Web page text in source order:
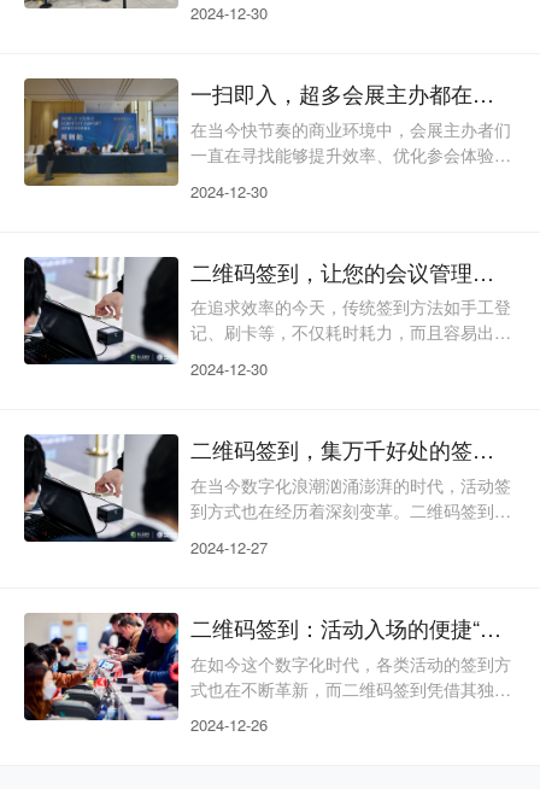
维码的编
讨二维码签到如何为会议管理带来便利，提
维码的生成、分发、扫描和验证四个主要步
骤。以下是这一过程的详细解释：1. 二维码
的生成：通过31二维码签到系统，会议组织
ID、座位号等）
2024-12-30
一扫即入，超多会展主办都在用的签到方式
在当今快节奏的商业环境中，会展主办者们
一直在寻找能够提升效率、优化参会体验的
的签到方式——二维码签到，已经成为众多
程。文章接下来将深入探讨二维码签到技术
如何为会展主办者带来便利，以及它如何改
变参会者的签到体验。我们将一起了解这种
展现出其强大的功能和
2024-12-30
二维码签到，让您的会议管理更简单！
在追求效率的今天，传统签到方法如手工登
记、刷卡等，不仅耗时耗力，而且容易出
维码签到技术的出现，以其便捷和高效，正
来将详细介绍二维码签到如何简化会议管理
流程，提升参会者的体验，并探讨其背后的
技术原理及在实际应用中的优势。二维码签
的编码和解码
2024-12-30
二维码签到，集万千好处的签到方式！
在当今数字化浪潮汹涌澎湃的时代，活动签
到方式也在经历着深刻变革。二维码签到以
力助手，宛如一把智慧之钥，轻松开启活动
使用步骤。 一、卓越优势（一）高效快
捷，节省时间传统签到方式常常让参会者陷
入漫长的排队等待，填写表格、人工核对信
一股清流，参
2024-12-27
二维码签到：活动入场的便捷“通行证”
在如今这个数字化时代，各类活动的签到方
式也在不断革新，而二维码签到凭借其独特
选。它就像是一把便捷的“通行证”，轻松开
2024-12-26